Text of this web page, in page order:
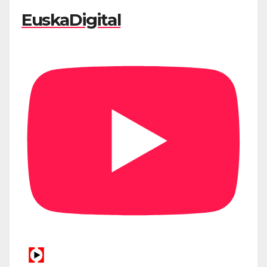
EuskaDigital